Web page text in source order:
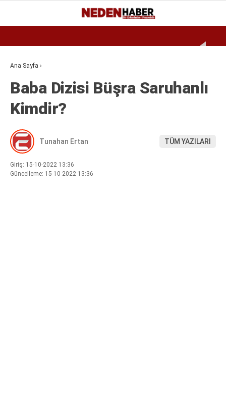
31°
BURSA
EKONOMI
BIYOGRAFI
SPOR
MAGAZIN
Ana Sayfa ›
Baba Dizisi Büşra Saruhanlı
Kimdir?
Tunahan Ertan TÜM YAZILARI
Giriş: 15-10-2022 13:36
Güncelleme: 15-10-2022 13:36